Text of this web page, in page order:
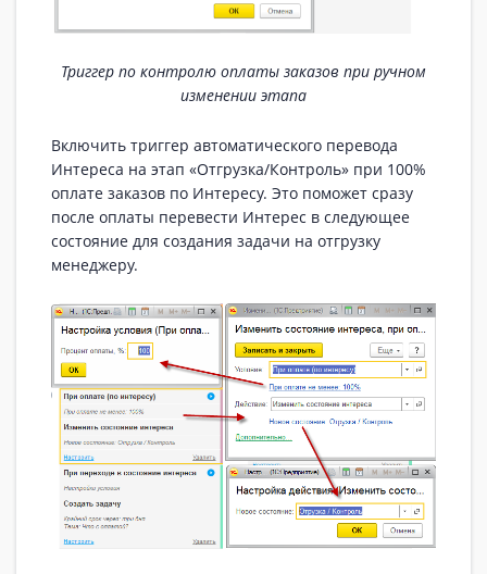
Триггер по контролю оплаты заказов при ручном
изменении этапа
Включить триггер автоматического перевода
Интереса на этап «Отгрузка/Контроль» при 100%
оплате заказов по Интересу. Это поможет сразу
после оплаты перевести Интерес в следующее
состояние для создания задачи на отгрузку
менеджеру.